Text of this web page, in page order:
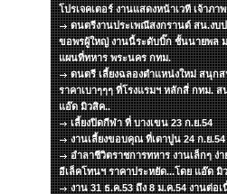
โปรเจคเตอร์ งานแสดงหน้าเวที เจ้าภ
ดนตรีงานประเพณีสงกรานต์ สน.งบ
ขอพรผู้ใหญ่ งานนี้ระดับบิ๊ก ชั้นนายพล
แผนที่ทหาร พระนคร กทม.
ดนตรี เลี้ยงฉลองตำแหน่งใหม่ สนุก
ราคาเบาๆๆๆ ที่โรงแรมฯ หลักสี่ กทม.
แอ๊ด มิวสิค..
เลี้ยงปิดกีฬา ที่ บางเขน 23 ก.ย.54
งานเลี้ยงขอบคุณ ที่เตาปูน 24 ก.ย.54
อำลาชีวิตราชการทหาร งานเล็กๆ ง่
อีเล็คโทนฯ ราคาประหยัด...โดย แอ๊ด มิ
งาน 31 ธ.ค.53 ถึง 8 ม.ค.54 งานต่อ